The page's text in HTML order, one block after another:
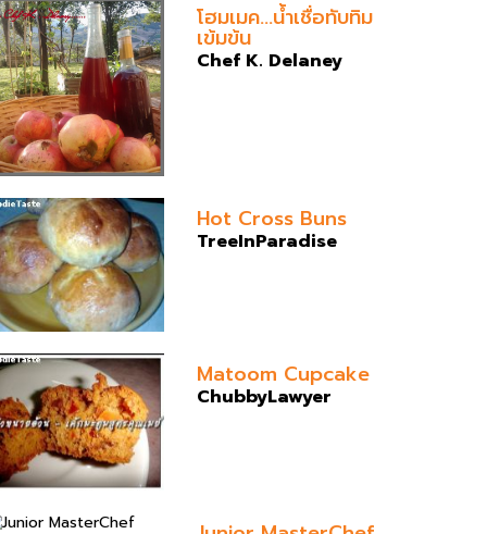
โฮมเมค...น้ำเชื่อทับทิม
เข้มข้น
Chef K. Delaney
Hot Cross Buns
TreeInParadise
Matoom Cupcake
ChubbyLawyer